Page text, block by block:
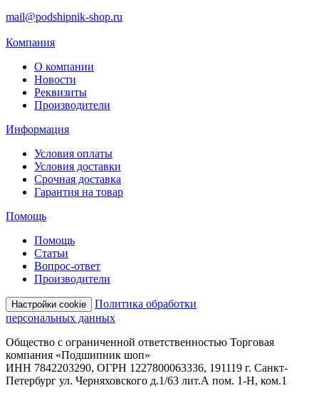
mail@podshipnik-shop.ru
Компания
О компании
Новости
Реквизиты
Производители
Информация
Условия оплаты
Условия доставки
Срочная доставка
Гарантия на товар
Помощь
Помощь
Статьи
Вопрос-ответ
Производители
Настройки cookie
Политика обработки
персональных данных
Общество с ограниченной ответственностью Торговая
компания «Подшипник шоп»
ИНН 7842203290, ОГРН 1227800063336, 191119 г. Санкт-
Петербург ул. Черняховского д.1/63 лит.А пом. 1-Н, ком.1